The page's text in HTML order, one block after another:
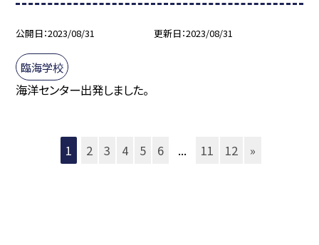
公開日 2023/08/31 更新日 2023/08/31
臨海学校
海洋センター出発しました。
1 2 3 4 5 6 ... 11 12 »